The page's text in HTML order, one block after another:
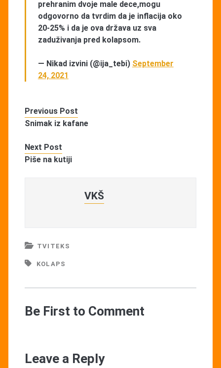
prehranim dvoje male dece,mogu
odgovorno da tvrdim da je inflacija oko
20-25% i da je ova država uz sva
zaduživanja pred kolapsom.
— Nikad izvini (@ija_tebi) September
24, 2021
Previous Post
Snimak iz kafane
Next Post
Piše na kutiji
VKŠ
TVITEKS
KOLAPS
Be First to Comment
Leave a Reply